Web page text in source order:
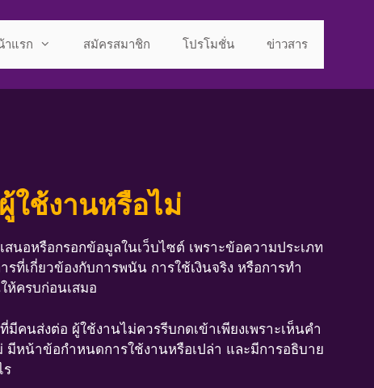
าแรก สมัครสมาชิก โปรโมชั่น ข่าวสาร
ใช้งานหรือไม่
นอหรือกรอกข้อมูลในเว็บไซต์ เพราะข้อความประเภท
ที่เกี่ยวข้องกับการพนัน การใช้เงินจริง หรือการทำ
ห้ครบก่อนเสมอ
คนส่งต่อ ผู้ใช้งานไม่ควรรีบกดเข้าเพียงเพราะเห็นคำ
หน้าข้อกำหนดการใช้งานหรือเปล่า และมีการอธิบาย
ร